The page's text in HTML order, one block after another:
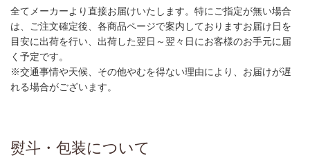
全てメーカーより直接お届けいたします。特にご指定が無い場合
は、ご注文確定後、各商品ページで案内しておりますお届け日を
目安に出荷を行い、出荷した翌日～翌々日にお客様のお手元に届
く予定です。
※交通事情や天候、その他やむを得ない理由により、お届けが遅
れる場合がございます。
熨斗・包装について